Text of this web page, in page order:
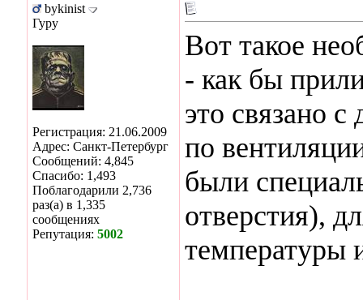
bykinist
Гуру
Регистрация: 21.06.2009
Адрес: Санкт-Петербург
Сообщений: 4,845
Спасибо: 1,493
Поблагодарили 2,736
раз(а) в 1,335
сообщениях
Репутация: 5002
Вот такое
- как бы
это связано
по
были
отверстия),
температуры